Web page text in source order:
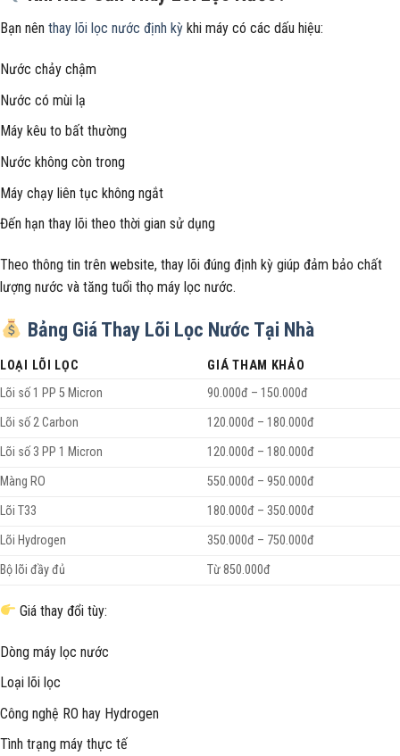
Bạn nên thay lõi lọc nước định kỳ khi máy có các dấu hiệu:
Nước chảy chậm
Nước có mùi lạ
Máy kêu to bất thường
Nước không còn trong
Máy chạy liên tục không ngắt
Đến hạn thay lõi theo thời gian sử dụng
Theo thông tin trên website, thay lõi đúng định kỳ giúp đảm bảo chất
lượng nước và tăng tuổi thọ máy lọc nước.
Bảng Giá Thay Lõi Lọc Nước Tại Nhà
LOẠI LÕI LỌC
GIÁ THAM KHẢO
Lõi số 1 PP 5 Micron
90.000đ – 150.000đ
Lõi số 2 Carbon
120.000đ – 180.000đ
Lõi số 3 PP 1 Micron
120.000đ – 180.000đ
Màng RO
550.000đ – 950.000đ
Lõi T33
180.000đ – 350.000đ
Lõi Hydrogen
350.000đ – 750.000đ
Bộ lõi đầy đủ
Từ 850.000đ
Giá thay đổi tùy:
Dòng máy lọc nước
Loại lõi lọc
Công nghệ RO hay Hydrogen
Tình trạng máy thực tế